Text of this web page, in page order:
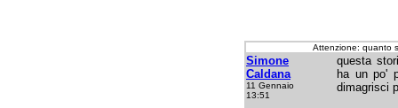
Attenzione: quanto
Simone
Caldana
11 Gennaio
13:51
questa
ha un po'
dimagrisci